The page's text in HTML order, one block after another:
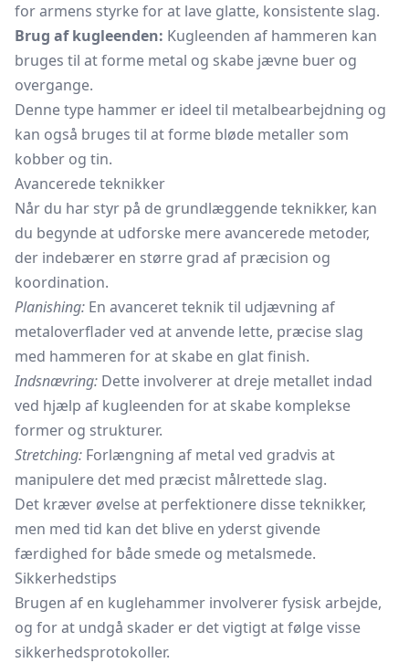
for armens styrke for at lave glatte, konsistente slag.
Brug af kugleenden: Kugleenden af hammeren kan
bruges til at forme metal og skabe jævne buer og
overgange.
Denne type hammer er ideel til metalbearbejdning og
kan også bruges til at forme bløde metaller som
kobber og tin.
Avancerede teknikker
Når du har styr på de grundlæggende teknikker, kan
du begynde at udforske mere avancerede metoder,
der indebærer en større grad af præcision og
koordination.
Planishing: En avanceret teknik til udjævning af
metaloverflader ved at anvende lette, præcise slag
med hammeren for at skabe en glat finish.
Indsnævring: Dette involverer at dreje metallet indad
ved hjælp af kugleenden for at skabe komplekse
former og strukturer.
Stretching: Forlængning af metal ved gradvis at
manipulere det med præcist målrettede slag.
Det kræver øvelse at perfektionere disse teknikker,
men med tid kan det blive en yderst givende
færdighed for både smede og metalsmede.
Sikkerhedstips
Brugen af en kuglehammer involverer fysisk arbejde,
og for at undgå skader er det vigtigt at følge visse
sikkerhedsprotokoller.